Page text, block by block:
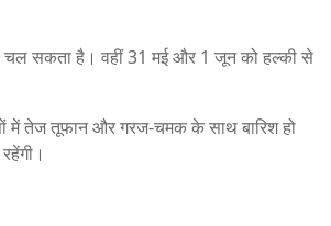
चल सकता है। वहीं 31 मई और 1 जून को हल्की से
में तेज तूफान और गरज-चमक के साथ बारिश हो